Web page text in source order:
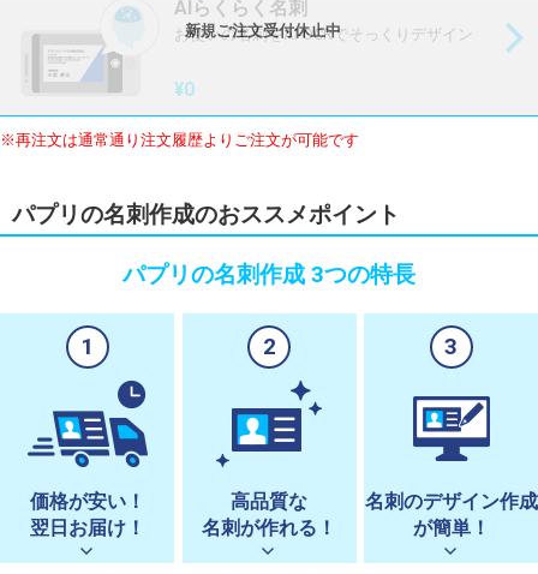
新規ご注文受付休止中
AIらくらく名刺
お使いの名刺をAI-OCRでそっくりデザイン
¥0
※再注文は通常通り注文履歴よりご注文が可能です
パプリの名刺作成のおススメポイント
パプリの名刺作成 3つの特長
1
価格が安い！
翌日お届け！
2
高品質な
名刺が作れる！
3
名刺のデザイン作成
が簡単！